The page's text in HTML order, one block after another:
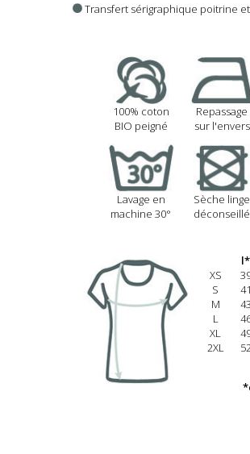
Transfert sérigraphique poitrine
100% coton
BIO peigné
Lavage en
machine 30°
Repassage
sur l'envers
Sèche linge
déconseillé
XS
S
M
L
XL
2XL
l*
41
43